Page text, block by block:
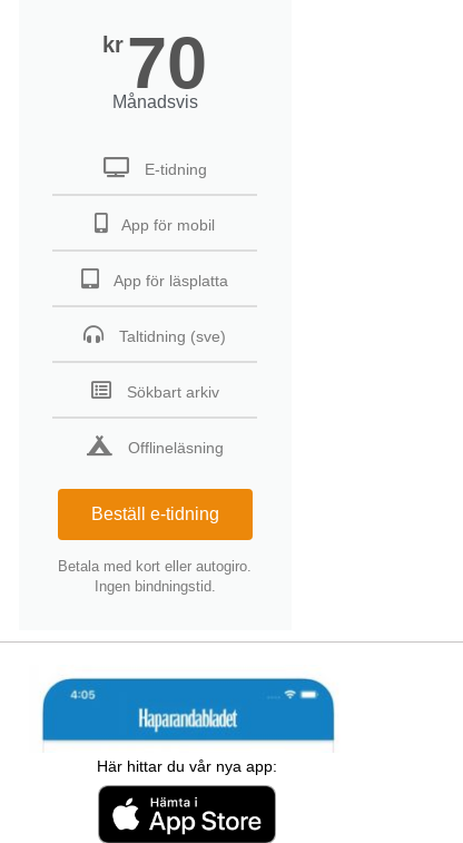
kr 70
Månadsvis
E-tidning
App för mobil
App för läsplatta
Taltidning (sve)
Sökbart arkiv
Offlineläsning
Beställ e-tidning
Betala med kort eller autogiro.
Ingen bindningstid.
Här hittar du vår nya app: